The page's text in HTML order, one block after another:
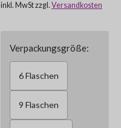
inkl. MwSt zzgl. Versandkosten
Verpackungsgröße:
6 Flaschen
9 Flaschen